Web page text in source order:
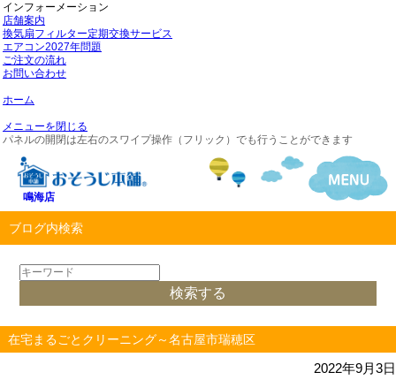
インフォーメーション
店舗案内
換気扇フィルター定期交換サービス
エアコン2027年問題
ご注文の流れ
お問い合わせ
ホーム
メニューを閉じる
パネルの開閉は左右のスワイプ操作（フリック）でも行うことができます
鳴海店
ブログ内検索
在宅まるごとクリーニング～名古屋市瑞穂区
2022年9月3日